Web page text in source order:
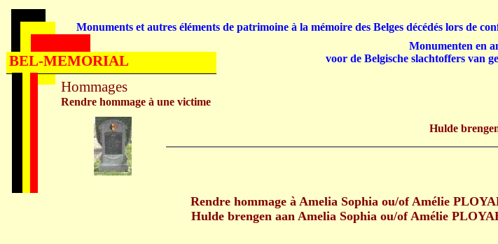
Rendre hommage à Amelia Sophia ou/of Amélie
Hulde brengen aan Amelia Sophia ou/of Amélie
Hommages
Rendre hommage à une victime
Hulde
Monuments et autres éléments de patrimoine à la mémoire des Belges décédés lors de
Monumenten en
voor de Belgische slachtoffers van
BEL-MEMORIAL